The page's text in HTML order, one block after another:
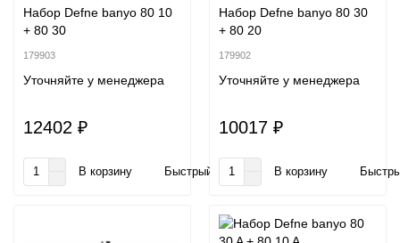
Набор Defne banyo 80 10
+ 80 30
179903
Уточняйте у менеджера
12402 ₽
В корзину Быстрый заказ
Набор Defne banyo 80 30
+ 80 20
179902
Уточняйте у менеджера
10017 ₽
В корзину